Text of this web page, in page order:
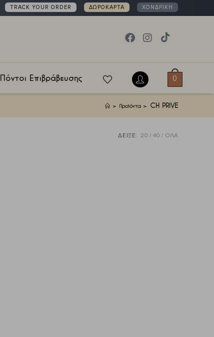
TRACK YOUR ORDER ΔΩΡΟΚΑΡΤΑ ΧΟΝΔΡΙΚΗ
Πόντοι Επιβράβευσης 0
> Προϊόντα > CH PRIVE
ΔΕΙΞΕ: 20 40 ΟΛΑ